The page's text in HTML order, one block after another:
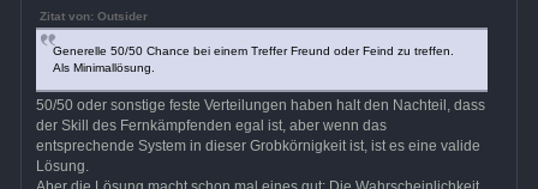
Zitat von: Outsider
Generelle 50/50 Chance bei einem Treffer Freund oder Feind zu treffen.
Als Minimallösung.
50/50 oder sonstige feste Verteilungen haben halt den Nachteil, dass
der Skill des Fernkämpfenden egal ist, aber wenn das
entsprechende System in dieser Grobkörnigkeit ist, ist es eine valide
Lösung.